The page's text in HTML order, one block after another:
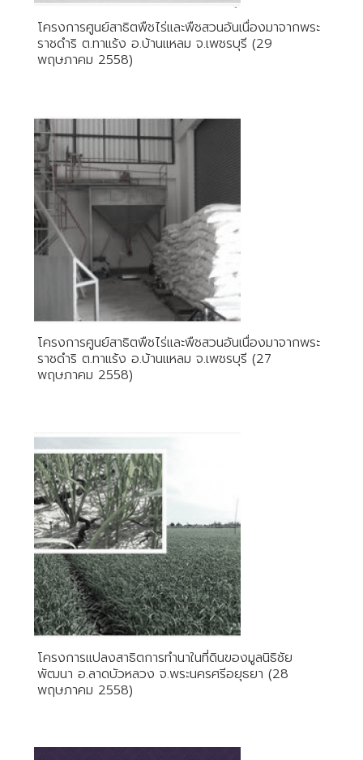
โครงการศูนย์สาธิตพืชไร่และพืชสวนอันเนื่องมาจากพระ
ราชดำริ ต.ทาแร้ง อ.บ้านแหลม จ.เพชรบุรี (29
พฤษภาคม 2558)
โครงการศูนย์สาธิตพืชไร่และพืชสวนอันเนื่องมาจากพระ
ราชดำริ ต.ทาแร้ง อ.บ้านแหลม จ.เพชรบุรี (27
พฤษภาคม 2558)
โครงการแปลงสาธิตการทำนาในที่ดินของมูลนิธิชัย
พัฒนา อ.ลาดบัวหลวง จ.พระนครศรีอยุธยา (28
พฤษภาคม 2558)